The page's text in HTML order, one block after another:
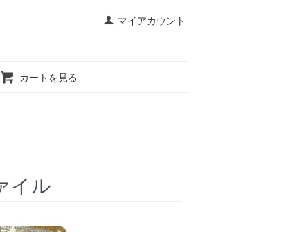
マイアカウント
カートを見る
イル